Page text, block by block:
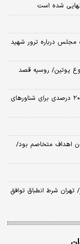
نهایی شده است
مجلس درباره ترور شهید
پوتین/ روسیه قصد
جزئیاتی از طرح راهبردی امنیت تنگه هرمز/جریمه ۲۰ درصدی برای شناورهای
اهداف متخاصم بود/
تهران شرط انطباق توافق